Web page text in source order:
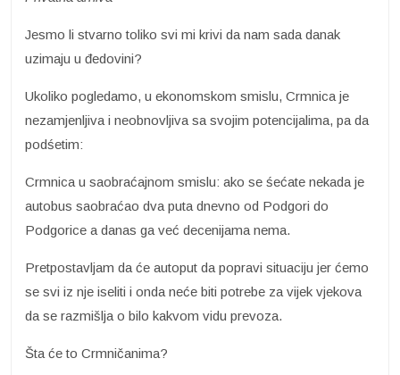
Jesmo li stvarno toliko svi mi krivi da nam sada danak
uzimaju u đedovini?
Ukoliko pogledamo, u ekonomskom smislu, Crmnica je
nezamjenljiva i neobnovljiva sa svojim potencijalima, pa da
podśetim:
Crmnica u saobraćajnom smislu: ako se śećate nekada je
autobus saobraćao dva puta dnevno od Podgori do
Podgorice a danas ga već decenijama nema.
Pretpostavljam da će autoput da popravi situaciju jer ćemo
se svi iz nje iseliti i onda neće biti potrebe za vijek vjekova
da se razmišlja o bilo kakvom vidu prevoza.
Šta će to Crmničanima?